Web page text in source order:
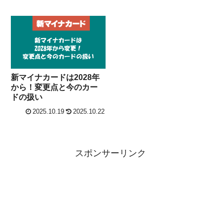
新マイナカードは2028年
から！変更点と今のカー
ドの扱い
2025.10.19 2025.10.22
スポンサーリンク